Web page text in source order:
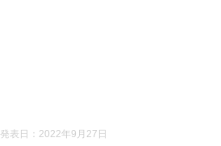
発表日：2022年9月27日